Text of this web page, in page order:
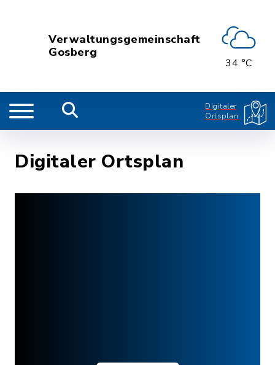
Verwaltungsgemeinschaft
Gosberg
34 °C
Digitaler
Ortsplan
Digitaler Ortsplan